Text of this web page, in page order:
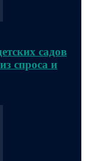
садов
спроса и